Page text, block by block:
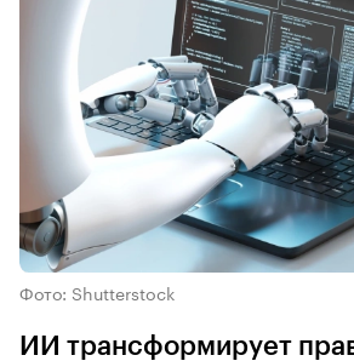
Фото: Shutterstock
ИИ трансформирует